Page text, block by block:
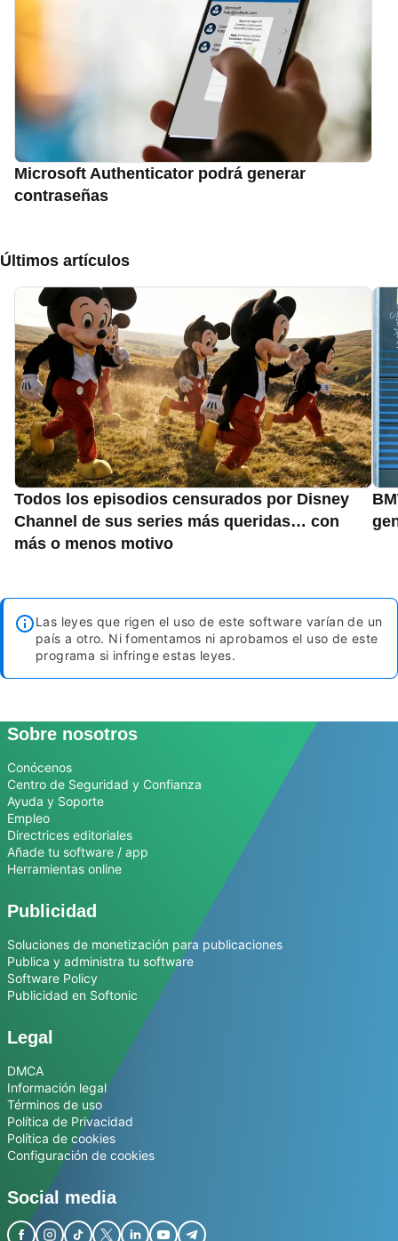
Microsoft Authenticator podrá generar
contraseñas
Últimos artículos
Todos los episodios censurados por Disney
Channel de sus series más queridas… con
más o menos motivo
Las leyes que rigen el uso de este software varían de un
país a otro. Ni fomentamos ni aprobamos el uso de este
programa si infringe estas leyes.
Sobre nosotros
Conócenos
Centro de Seguridad y Confianza
Ayuda y Soporte
Empleo
Directrices editoriales
Añade tu software / app
Herramientas online
Publicidad
Soluciones de monetización para publicaciones
Publica y administra tu software
Software Policy
Publicidad en Softonic
Legal
DMCA
Información legal
Términos de uso
Política de Privacidad
Política de cookies
Configuración de cookies
Social media